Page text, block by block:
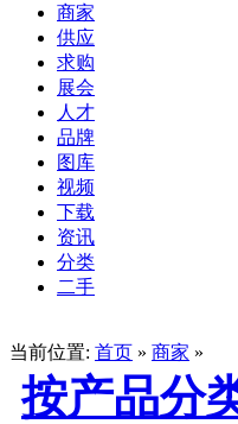
商家
供应
求购
展会
人才
品牌
图库
视频
下载
资讯
分类
二手
当前位置: 首页 » 商家 »
按产品分